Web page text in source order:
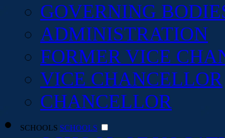
GOVERNING
ADMINISTRATION
FORMER VICE
VICE CHANCELLOR
CHANCELLOR
SCHOOLS SCHOOLS